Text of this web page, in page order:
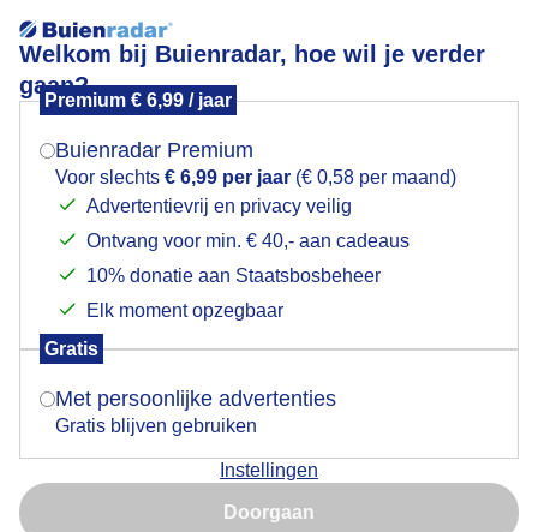
Welkom bij Buienradar, hoe wil je verder
gaan?
Premium € 6,99 / jaar
Buienradar Premium
Voor slechts € 6,99 per jaar (€ 0,58 per maand)
Advertentievrij en privacy veilig
Ontvang voor min. € 40,- aan cadeaus
10% donatie aan Staatsbosbeheer
Elk moment opzegbaar
Gratis
Met persoonlijke advertenties
Gratis blijven gebruiken
Instellingen
Doorgaan
Ook dooi in Kvitfjell (Noorwegen)
Momenteel is het boven nul graden. Maar er ligt
gelukkig nog genoeg sneeuw voor het skiën en
langlaufen. Helaas duurt het niet lang meer en dan
Mogen we je locatie gebruiken voor het
Indien je hier nog geen akkoord op hebt gegeven,
verschijnt er zo een pop-up uit je browser waarin
Is goed, toon de popup
Nu niet, misschien later